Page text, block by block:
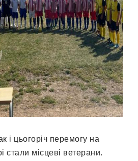
і цьогоріч перемогу на
стали місцеві ветерани.